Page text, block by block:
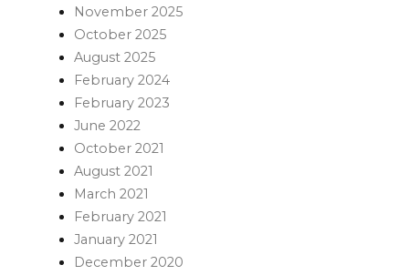
November 2025
October 2025
August 2025
February 2024
February 2023
June 2022
October 2021
August 2021
March 2021
February 2021
January 2021
December 2020